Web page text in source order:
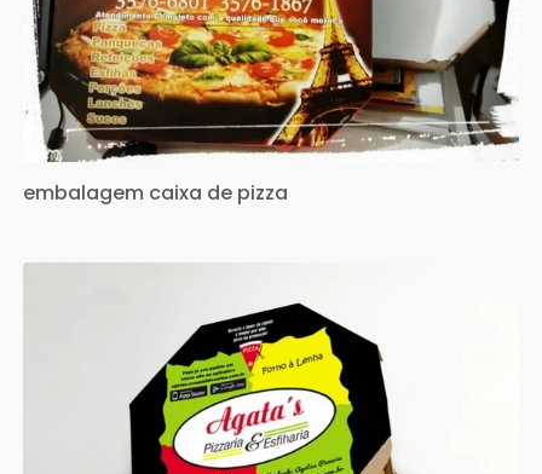
embalagem caixa de pizza